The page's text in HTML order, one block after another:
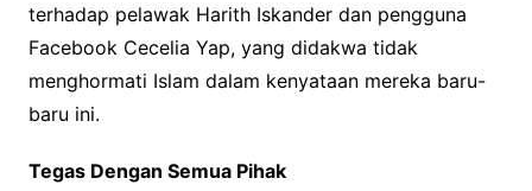
terhadap pelawak Harith Iskander dan pengguna
Facebook Cecelia Yap, yang didakwa tidak
menghormati Islam dalam kenyataan mereka baru-
baru ini.
Tegas Dengan Semua Pihak